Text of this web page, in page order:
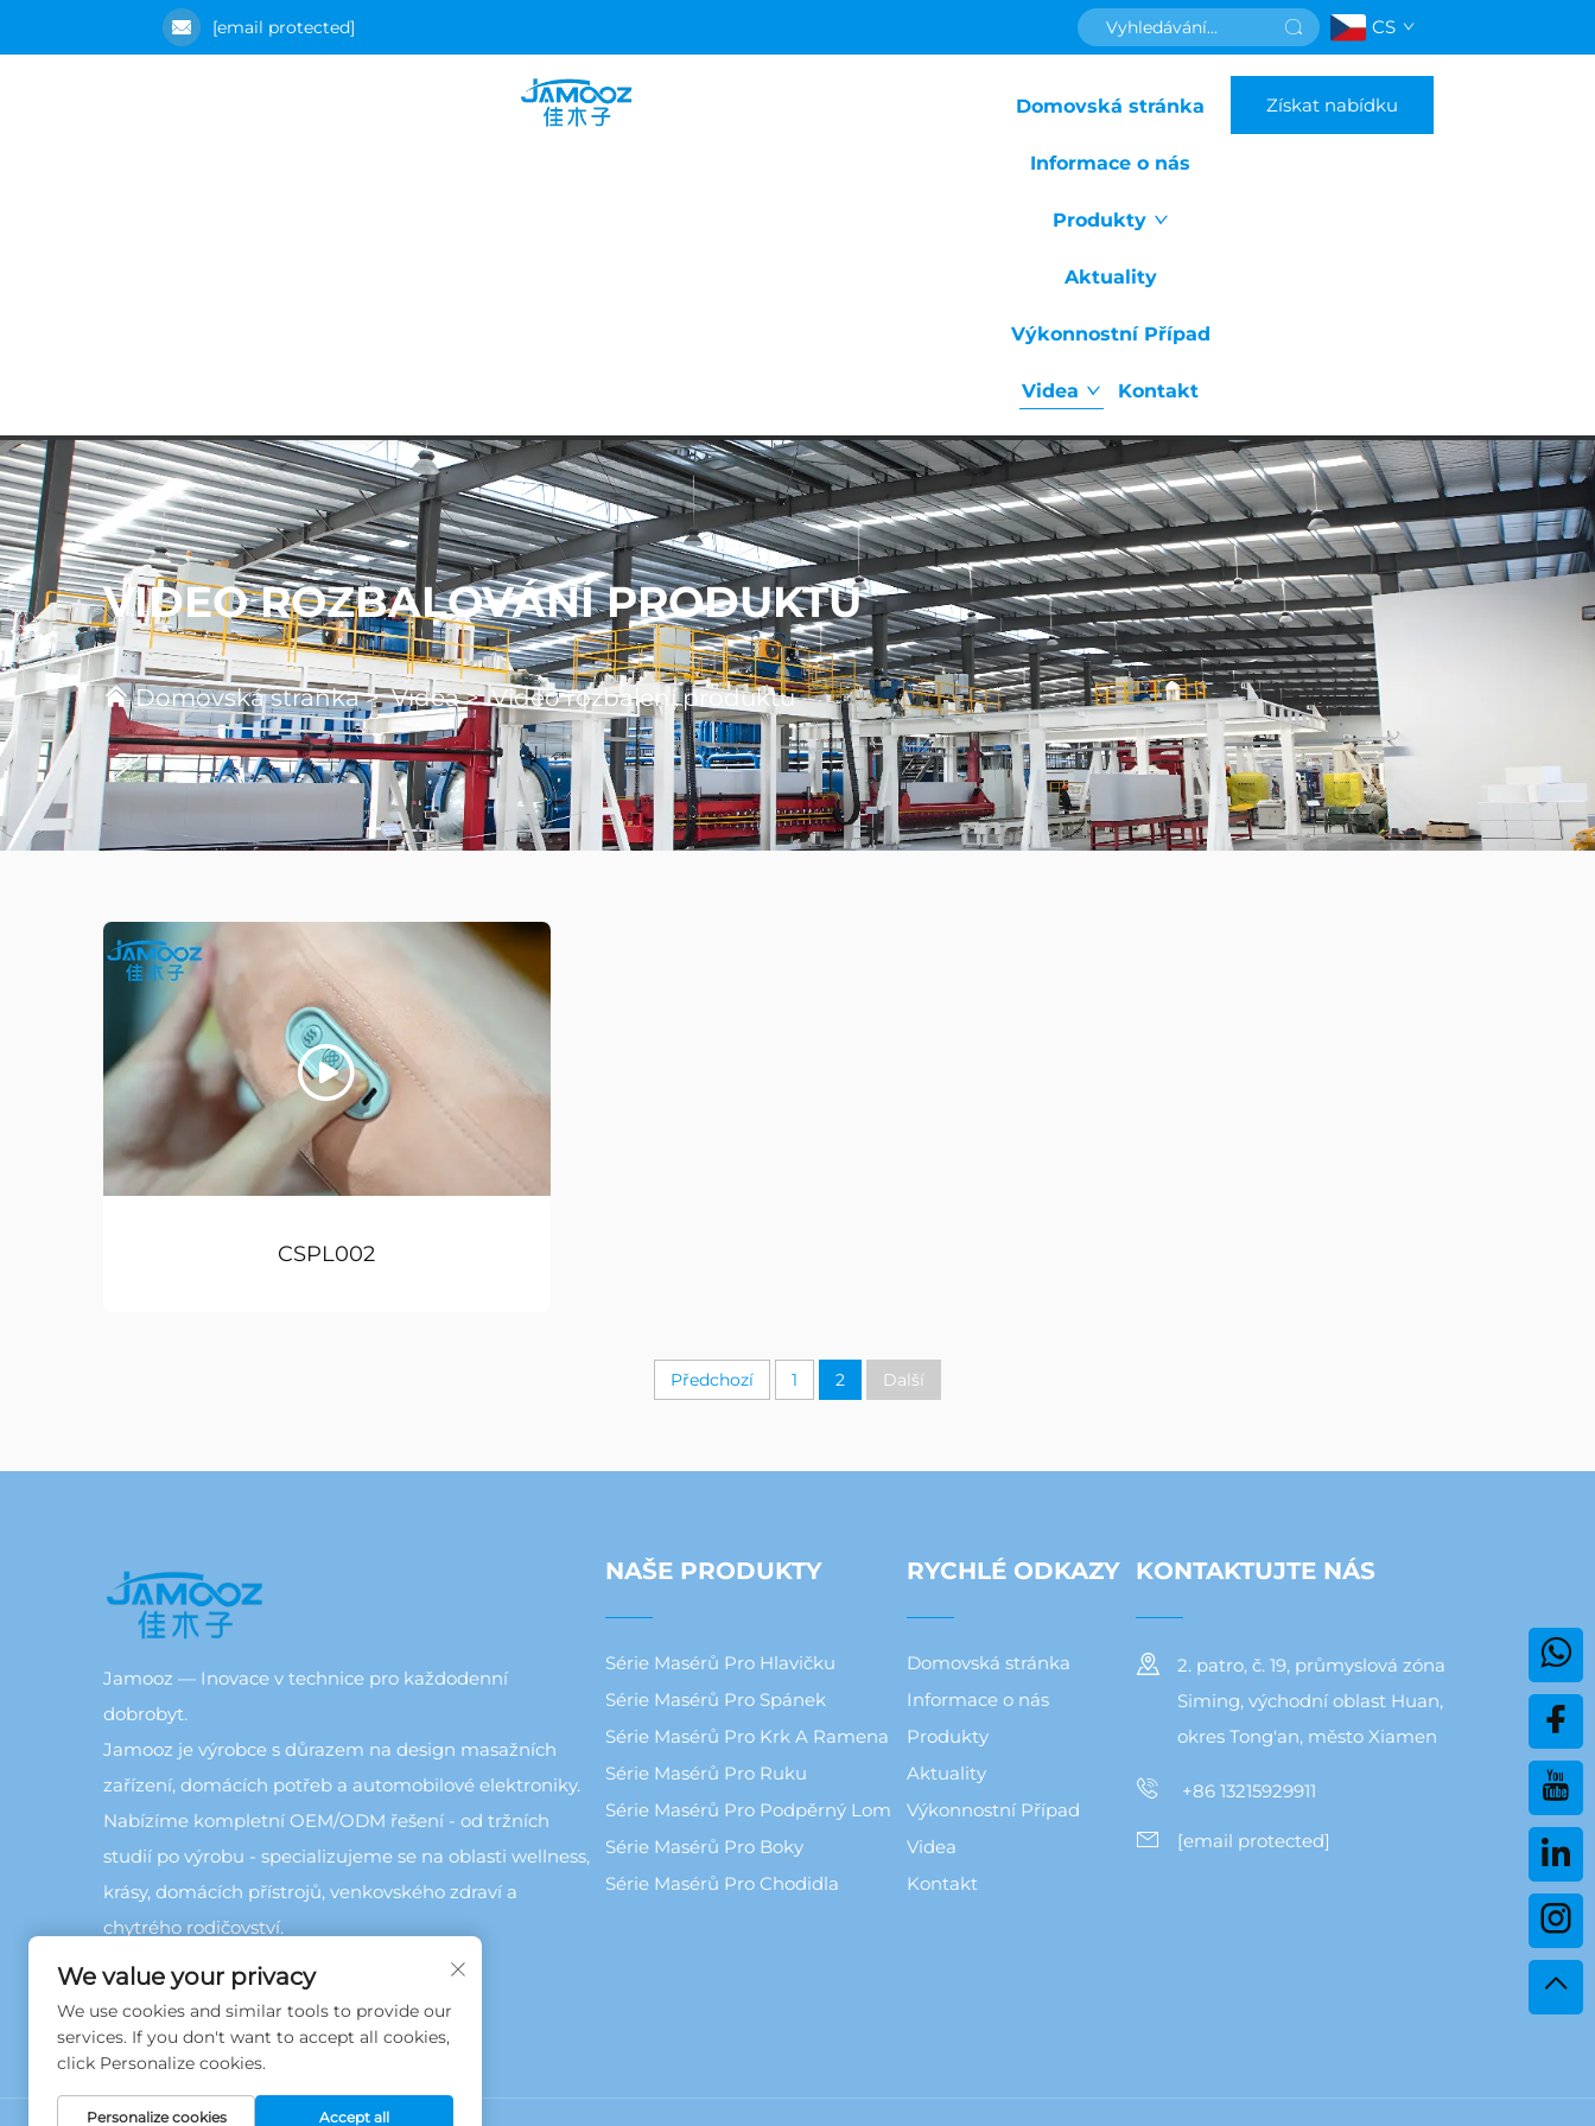
[email protected] CS
Domovská stránka
Informace o nás
Produkty
Aktuality
Výkonnostní Případ
Videa Kontakt
Získat nabídku
VIDEO ROZBALOVÁNÍ PRODUKTU
Domovská stránka>Videa>Video rozbalení produktu
CSPL002
Předchozí 1 2 Další
Jamooz — Inovace v technice pro každodenní
dobrobyt.
Jamooz je výrobce s důrazem na design masažních
zařízení, domácích potřeb a automobilové elektroniky.
Nabízíme kompletní OEM/ODM řešení - od tržních
studií po výrobu - specializujeme se na oblasti wellness,
krásy, domácích přístrojů, venkovského zdraví a
chytrého rodičovství.
NAŠE PRODUKTY
Série Masérů Pro Hlavičku
Série Masérů Pro Spánek
Série Masérů Pro Krk A Ramena
Série Masérů Pro Ruku
Série Masérů Pro Podpěrný Lom
Série Masérů Pro Boky
Série Masérů Pro Chodidla
RYCHLÉ ODKAZY
Domovská stránka
Informace o nás
Produkty
Aktuality
Výkonnostní Případ
Videa
Kontakt
KONTAKTUJTE NÁS
2. patro, č. 19, průmyslová zóna
Siming, východní oblast Huan,
okres Tong'an, město Xiamen
+86 13215929911
[email protected]
We value your privacy
We use cookies and similar tools to provide our
services. If you don't want to accept all cookies,
click Personalize cookies.
Personalize cookies Accept all